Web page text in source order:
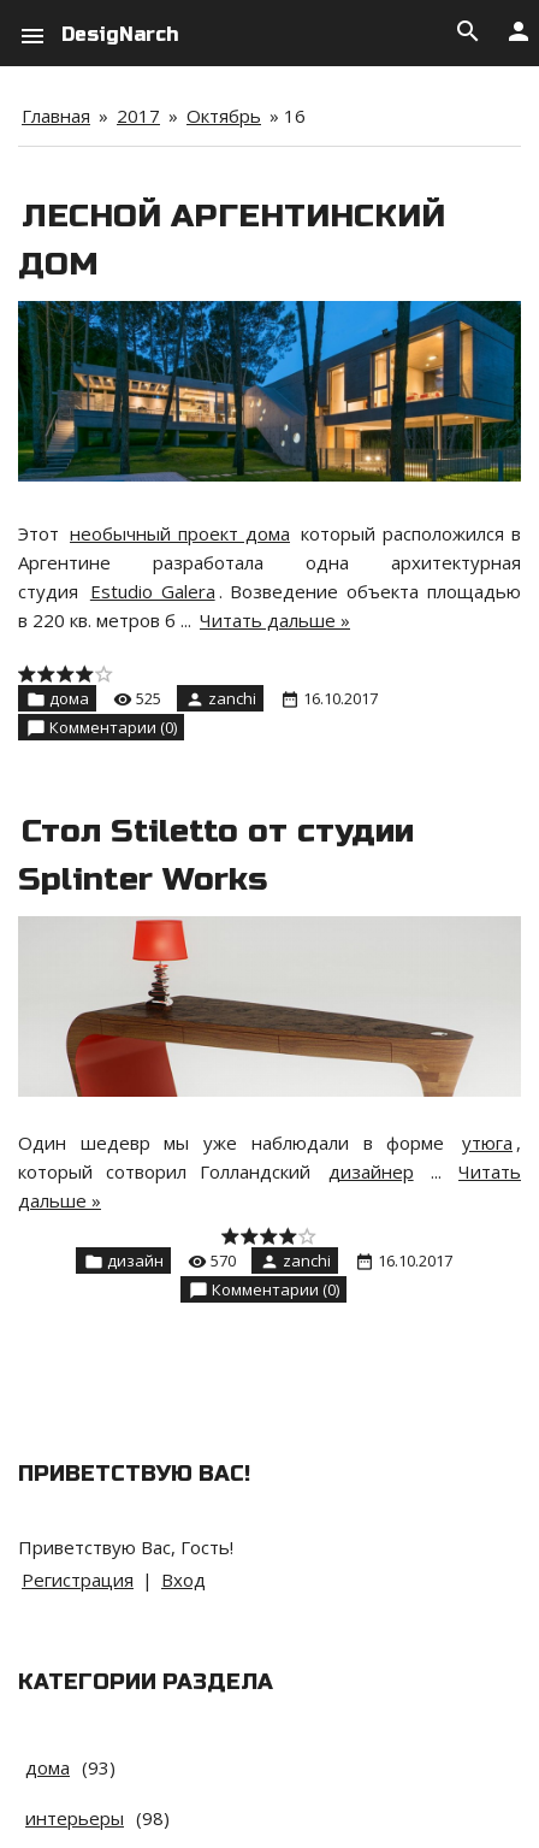
menu DesigNarch person
search
Главная » 2017 » Октябрь » 16
ЛЕСНОЙ АРГЕНТИНСКИЙ
ДОМ
Этот необычный проект дома который расположился в
Аргентине разработала одна архитектурная
студия Estudio Galera . Возведение объекта площадью
в 220 кв. метров б ... Читать дальше »
дома 525 zanchi
16.10.2017
Комментарии (0)
Стол Stiletto от студии
Splinter Works
Один шедевр мы уже наблюдали в форме утюга ,
который сотворил Голландский
дизайнер ...
Читать
дальше »
дизайн 570 zanchi
16.10.2017
Комментарии (0)
ПРИВЕТСТВУЮ ВАС!
Приветствую Вас, Гость!
Регистрация | Вход
КАТЕГОРИИ РАЗДЕЛА
дома (93)
интерьеры (98)